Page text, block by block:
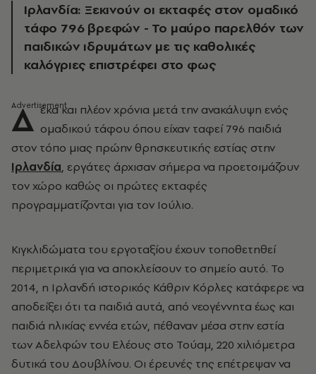
Ιρλανδία: Ξεκινούν οι εκταφές στον ομαδικό
τάφο 796 βρεφών - Το μαύρο παρελθόν των
παιδικών ιδρυμάτων με τις καθολικές
καλόγριες επιστρέφει στο φως
Δ έκα και πλέον χρόνια μετά την ανακάλυψη ενός
ομαδικού τάφου όπου είχαν ταφεί 796 παιδιά
στον τόπο μιας πρώην θρησκευτικής εστίας στην
Ιρλανδία, εργάτες άρχισαν σήμερα να προετοιμάζουν
τον χώρο καθώς οι πρώτες εκταφές
προγραμματίζονται για τον Ιούλιο.
Κιγκλιδώματα του εργοταξίου έχουν τοποθετηθεί
περιμετρικά για να αποκλείσουν το σημείο αυτό. Το
2014, η Ιρλανδή ιστορικός Κάθριν Κόρλες κατάφερε να
αποδείξει ότι τα παιδιά αυτά, από νεογέννητα έως και
παιδιά ηλικίας εννέα ετών, πέθαναν μέσα στην εστία
των Αδελφών του Ελέους στο Τούαμ, 220 χιλιόμετρα
δυτικά του Δουβλίνου. Οι έρευνές της επέτρεψαν να